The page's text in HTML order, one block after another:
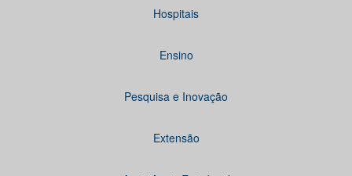
Hospitais
Ensino
Pesquisa e Inovação
Extensão